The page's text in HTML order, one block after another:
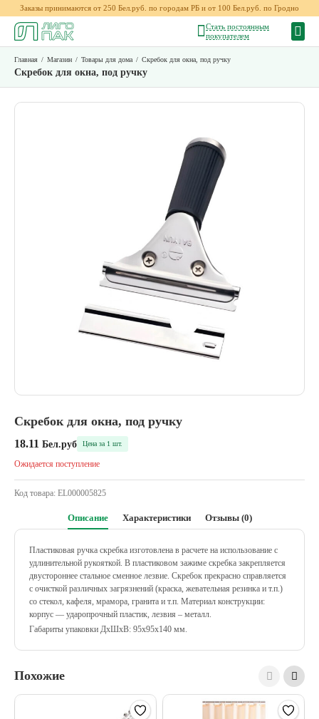
Заказы принимаются от 250 Бел.руб. по городам РБ и от 100 Бел.руб. по Гродно
Стать постоянным
покупателем
Главная / Магазин / Товары для дома / Скребок для окна, под ручку
Скребок для окна, под ручку
Скребок для окна, под ручку
18.11 Бел.руб Цена за 1 шт.
Ожидается поступление
Код товара: EL000005825
Описание Характеристики Отзывы (0)
Пластиковая ручка скребка изготовлена в расчете на использование с
удлинительной рукояткой. В пластиковом зажиме скребка закрепляется
двустороннее стальное сменное лезвие. Скребок прекрасно справляется
с очисткой различных загрязнений (краска, жевательная резинка и т.п.)
со стекол, кафеля, мрамора, гранита и т.п. Материал конструкции:
корпус — ударопрочный пластик, лезвия – металл.
Габариты упаковки ДхШхВ: 95x95x140 мм.
Похожие